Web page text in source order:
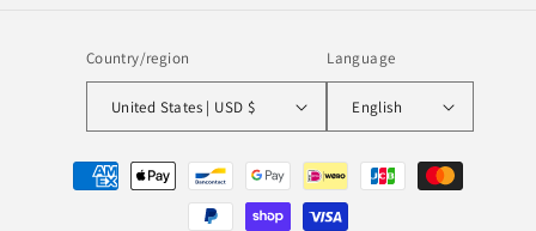
Country/region
United States | USD $
Language
English
Payment
methods